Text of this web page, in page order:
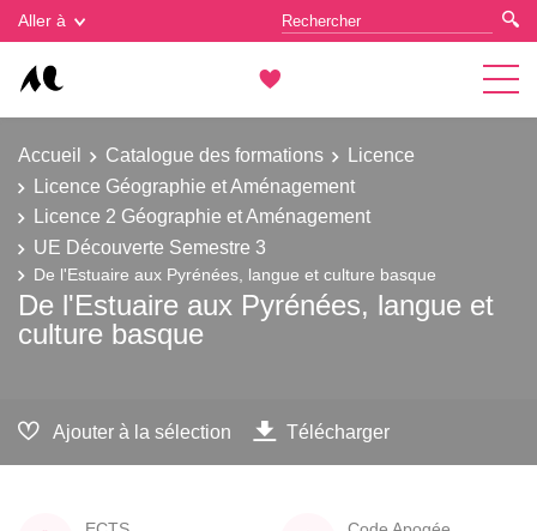
Aller à
Accueil Catalogue des formations
Licence
Licence Géographie et Aménagement
Licence 2 Géographie et Aménagement
UE Découverte Semestre 3
De l'Estuaire aux Pyrénées, langue et culture basque
De l'Estuaire aux Pyrénées, langue et
culture basque
Ajouter à la sélection Télécharger
Gestion des cookies